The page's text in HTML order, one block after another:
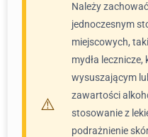
Należy
jednoczesnym
miejscowych,
mydła
wysuszającym
zawartości
stosowanie z
podrażnienie